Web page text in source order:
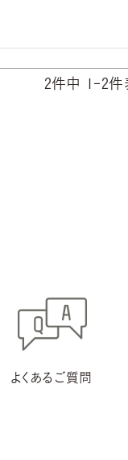
2件中 1 -2件
よくあるご質問